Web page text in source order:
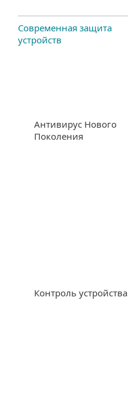
Современная защита
устройств
Антивирус Нового
Поколения
Контроль устройства